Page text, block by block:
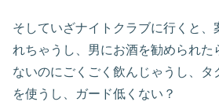
そしていざナイトクラブに行くと、
れちゃうし、男にお酒を勧められた
ないのにごくごく飲んじゃうし、タ
を使うし、ガード低くない？